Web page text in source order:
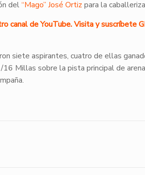
del“Mago” José Ortiz para la
canal de YouTube. Visita y suscríbete
siete aspirantes, cuatro de ellas
Millas sobre la pista principal de